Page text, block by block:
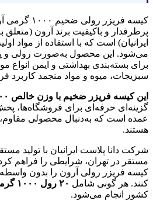
کیسه فریزر
پرطرفدار و باکیفیت برند آرون
ایرانیان) است که با استفاده از مواد
می‌شود. این محصول به‌صورت رولی و
برای بسته‌بندی بهداشتی و ایمن انواع
سبزیجات، میوه و مواد منجمد کاربرد
این کیسه فریزر ضخیم با وزن خالص ۱۰۰۰ گرم در هر رول
گزینه‌ای حرفه‌ای برای فروشگاه‌ها،
عمده است که به‌دنبال محصولی
هستند.
شرکت دانا پلاست ایرانیان با تولید
مستقر در تهران، شرایطی را فراهم
کیسه فریزر رولی آرون را بدون واسطه
کنند. هر گونی شامل ۲۰ رول ۱۰۰۰ گرمی
کشور انجام می‌شود.